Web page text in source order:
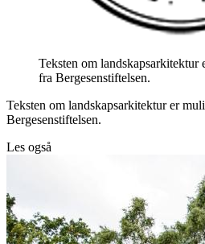
Teksten om landskapsarkitektur
fra Bergesenstiftelsen.
Teksten om landskapsarkitektur er
Bergesenstiftelsen.
Les også